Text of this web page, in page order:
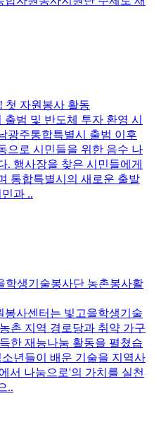
첫 자원봉사 활동
범 및 반도체 투자 환영 시
광주통합특별시 출범 이후
으로 시민들을 위한 음수 나
. 행사장을 찾은 시민들에게
통합특별시의 새로운 출발
과 ..
학생기술봉사단 농촌봉사활
봉사센터는 빛고을학생기술
촌 지역 경로당과 취약 가구
한 재능나눔 활동을 펼쳤습
년들이 배운 기술을 지역사
서 나눔으로'의 가치를 실천
..